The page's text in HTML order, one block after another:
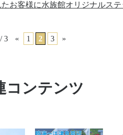
お客様に水族館オリジナルス
3 « 1 2 3 »
コンテンツ